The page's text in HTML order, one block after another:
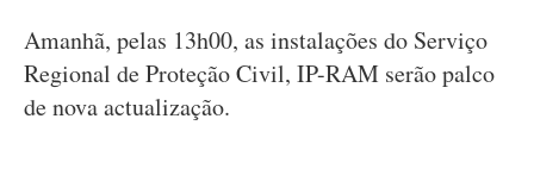
Amanhã, pelas 13h00, as instalações do Serviço
Regional de Proteção Civil, IP-RAM serão palco
de nova actualização.